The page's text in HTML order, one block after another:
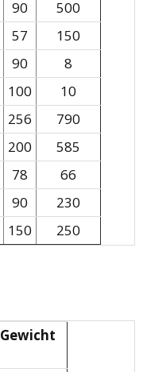
90
500
57
150
90
8
100
10
256
790
200
585
78
66
90
230
150 250
Gewicht